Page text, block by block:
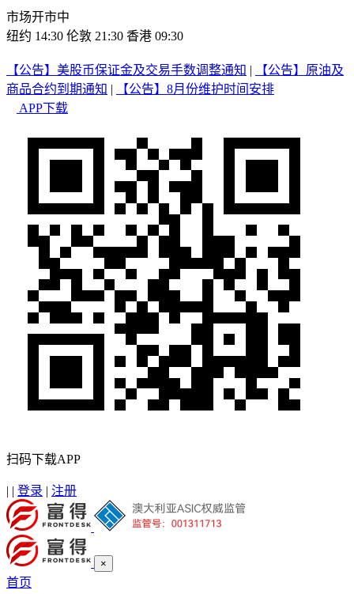
市场开市中
纽约 14:30 伦敦 21:30 香港 09:30
【公告】美股币保证金及交易手数调整通知 |
【公告】原油及
商品合约到期通知 |
【公告】8月份维护时间安排
APP下载
扫码下载APP
| | 登录 | 注册
×
首页